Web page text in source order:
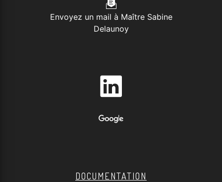
Envoyez un mail à Maître Sabine
Delaunoy
DOCUMENTATION